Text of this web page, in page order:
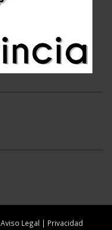
Aviso Legal | Privacidad